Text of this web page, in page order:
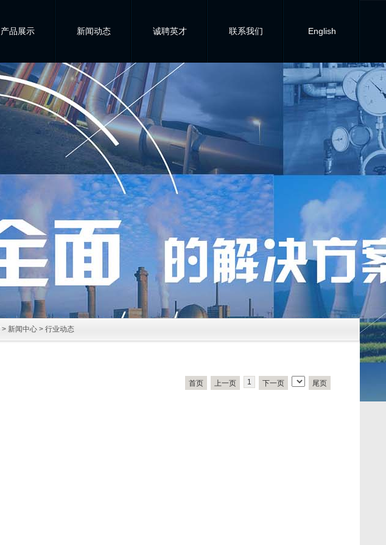
产品展示 新闻动态 诚聘英才 联系我们 English
> 新闻中心 > 行业动态
首页 上一页 1 下一页 尾页